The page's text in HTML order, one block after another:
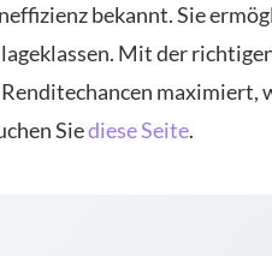
bekannt. Sie
Mit der
maximiert,
Siediese Seite.